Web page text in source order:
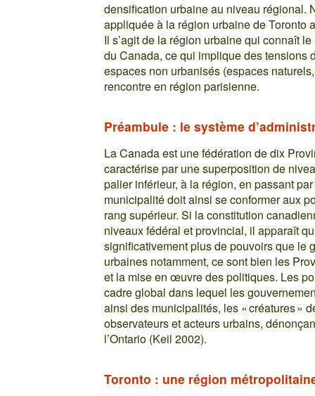
densification urbaine au niveau régional.
appliquée à la région urbaine de Toronto
Il s’agit de la région urbaine qui connaît
du Canada, ce qui implique des tensions
espaces non urbanisés (espaces
rencontre en région parisienne.
Préambule : le système
La Canada est une fédération de dix
caractérise par une superposition de
palier inférieur, à la région, en passant
municipalité doit ainsi se conformer aux
rang supérieur. Si la constitution
niveaux fédéral et provincial, il apparaît
significativement plus de pouvoirs que le
urbaines notamment, ce sont bien les
et la mise en œuvre des politiques. Les
cadre global dans lequel les
ainsi des municipalités, les « créatures »
observateurs et acteurs urbains,
l’Ontario (Keil 2002).
Toronto : une région